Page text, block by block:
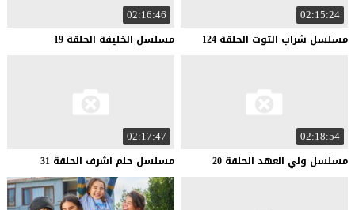
02:15:24
مسلسل شراب التوت الحلقة 124
02:16:46
مسلسل الخليفة الحلقة 19
02:18:54
مسلسل ولي العهد الحلقة 20
02:17:47
مسلسل حلم اشرف الحلقة 31